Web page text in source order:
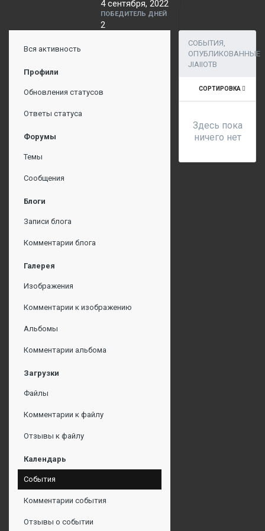
4 сентября, 2022
ПОБЕДИТЕЛЬ ДНЕЙ
2
Вся активность
Профили
Обновления статусов
Ответы статуса
Форумы
Темы
Сообщения
Блоги
Записи блога
Комментарии блога
Галерея
Изображения
Комментарии к изображению
Альбомы
Комментарии альбома
Загрузки
Файлы
Комментарии к файлу
Отзывы к файлу
Календарь
События
Комментарии события
Отзывы о событии
СОБЫТИЯ,
ОПУБЛИКОВАННЫЕ
JIAIIOTB
СОРТИРОВКА
Здесь пока
ничего нет